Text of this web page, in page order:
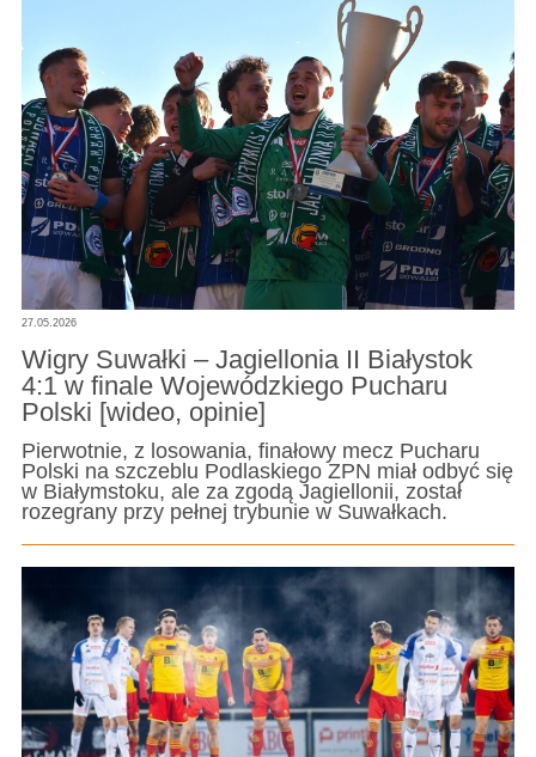
27.05.2026
Wigry Suwałki – Jagiellonia II Białystok
4:1 w finale Wojewódzkiego Pucharu
Polski [wideo, opinie]
Pierwotnie, z losowania, finałowy mecz Pucharu
Polski na szczeblu Podlaskiego ZPN miał odbyć się
w Białymstoku, ale za zgodą Jagiellonii, został
rozegrany przy pełnej trybunie w Suwałkach.